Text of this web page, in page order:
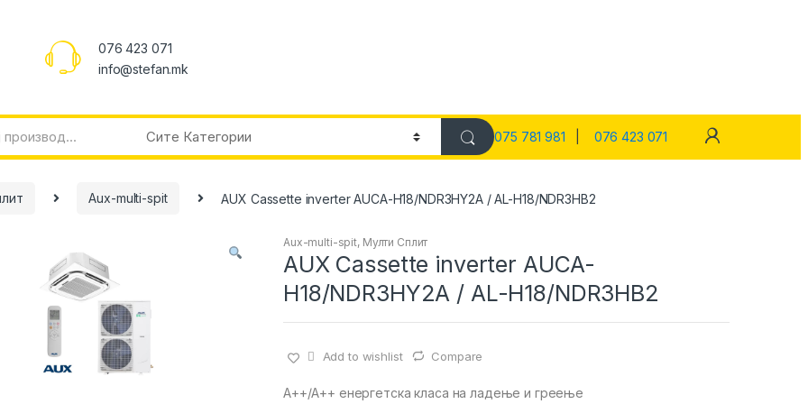
076 423 071
info@stefan.mk
075 781 981 076 423 071
Aux-multi-spit AUX Cassette inverter AUCA-H18/NDR3HY2A / AL-H18/NDR3HB2
Aux-multi-spit, Мулти Сплит
AUX Cassette inverter AUCA-
H18/NDR3HY2A / AL-H18/NDR3HB2
Add to wishlist Compare
А++/А++ енергетска класа на ладење и греење